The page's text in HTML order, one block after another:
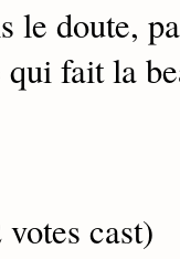
le doute,
fait la
cast)